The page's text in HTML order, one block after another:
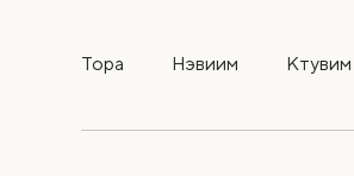
Тора Нэвиим Ктувим